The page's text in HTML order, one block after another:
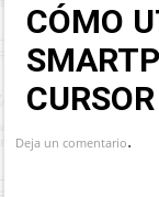
CÓMO
Deja un comentario.